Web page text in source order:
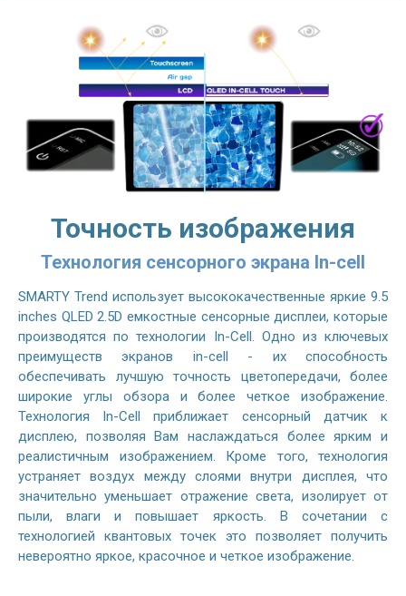
Точность изображения
Технология сенсорного экрана In-cell
SMARTY Trend использует высококачественные яркие 9.5
inches QLED 2.5D емкостные сенсорные дисплеи, которые
производятся по технологии In-Cell. Одно из ключевых
преимуществ экранов in-cell - их способность
обеспечивать лучшую точность цветопередачи, более
широкие углы обзора и более четкое изображение.
Технология In-Cell приближает сенсорный датчик к
дисплею, позволяя Вам наслаждаться более ярким и
реалистичным изображением. Кроме того, технология
устраняет воздух между слоями внутри дисплея, что
значительно уменьшает отражение света, изолирует от
пыли, влаги и повышает яркость. В сочетании с
технологией квантовых точек это позволяет получить
невероятно яркое, красочное и четкое изображение.